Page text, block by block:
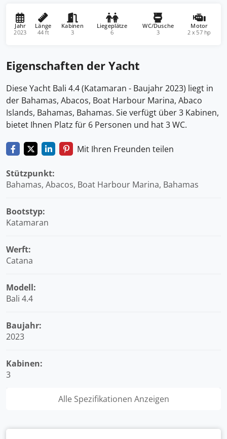
Jahr
2023
Länge
44 ft
Kabinen
3
Liegeplätze
6
WC/Dusche
3
Motor
2 x 57 hp
Eigenschaften der Yacht
Diese Yacht Bali 4.4 (Katamaran - Baujahr 2023) liegt in
der Bahamas, Abacos, Boat Harbour Marina, Abaco
Islands, Bahamas, Bahamas. Sie verfügt über 3 Kabinen,
bietet Ihnen Platz für 6 Personen und hat 3 WC.
Mit Ihren Freunden teilen
Stützpunkt:
Bahamas, Abacos, Boat Harbour Marina, Bahamas
Bootstyp:
Katamaran
Werft:
Catana
Modell:
Bali 4.4
Baujahr:
2023
Kabinen:
3
Alle Spezifikationen Anzeigen